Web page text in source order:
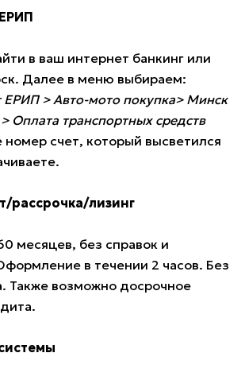
в ваш интернет банкинг или
Далее в меню выбираем:
ЕРИП > Авто-мото покупка> Минск
Оплата транспортных средств
счет, который высветился
рассрочка/лизинг
месяцев, без справок и
в течении 2 часов. Без
Также возможно досрочное